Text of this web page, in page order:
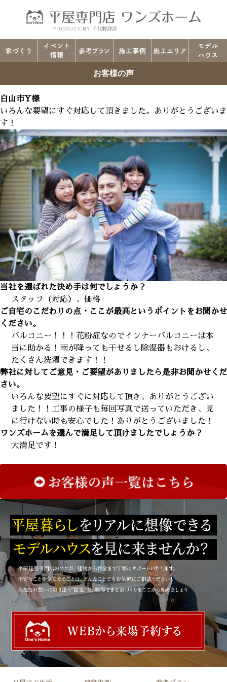
お客様の声
白山市Y様
いろんな要望にすぐ対応して頂きました。ありがとうございま
す！
当社を選ばれた決め手は何でしょうか？
スタッフ（対応）、価格
ご自宅のこだわりの点・ここが最高というポイントをお聞かせ
ください。
バルコニー！！！花粉症なのでインナーバルコニーは本
当に助かる！雨が降っても干せるし除湿器もおけるし、
たくさん洗濯できます！！
弊社に対してご意見・ご要望がありましたら是非お聞かせくだ
さい。
いろんな要望にすぐに対応して頂き、ありがとうござい
ました！！工事の様子も毎回写真で送っていただき、見
に行けない時も安心でした！ありがとうございました！
ワンズホームを選んで満足して頂けましたでしょうか？
大満足です！